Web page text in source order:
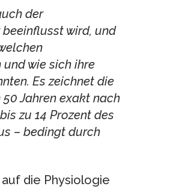
der
wird, und
wie sich ihre
Es zeichnet die
Jahren exakt nach
zu 14 Prozent des
– bedingt durch
die Physiologie